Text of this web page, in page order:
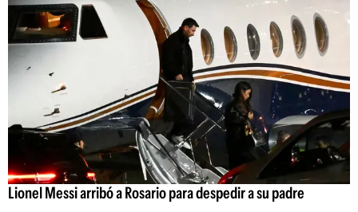
Lionel Messi arribó a Rosario para despedir a su padre